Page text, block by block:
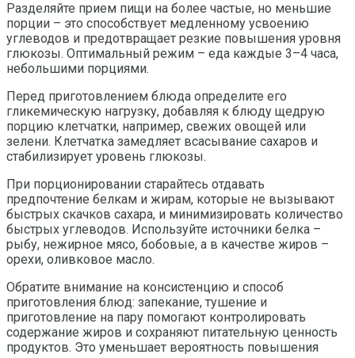
Разделяйте прием пищи на более частые, но меньшие
порции – это способствует медленному усвоению
углеводов и предотвращает резкие повышения уровня
глюкозы. Оптимальный режим – еда каждые 3–4 часа,
небольшими порциями.
Перед приготовлением блюда определите его
гликемическую нагрузку, добавляя к блюду щедрую
порцию клетчатки, например, свежих овощей или
зелени. Клетчатка замедляет всасывание сахаров и
стабилизирует уровень глюкозы.
При порционировании старайтесь отдавать
предпочтение белкам и жирам, которые не вызывают
быстрых скачков сахара, и минимизировать количество
быстрых углеводов. Используйте источники белка –
рыбу, нежирное мясо, бобовые, а в качестве жиров –
орехи, оливковое масло.
Обратите внимание на консистенцию и способ
приготовления блюд: запекание, тушение и
приготовление на пару помогают контролировать
содержание жиров и сохраняют питательную ценность
продуктов. Это уменьшает вероятность повышения